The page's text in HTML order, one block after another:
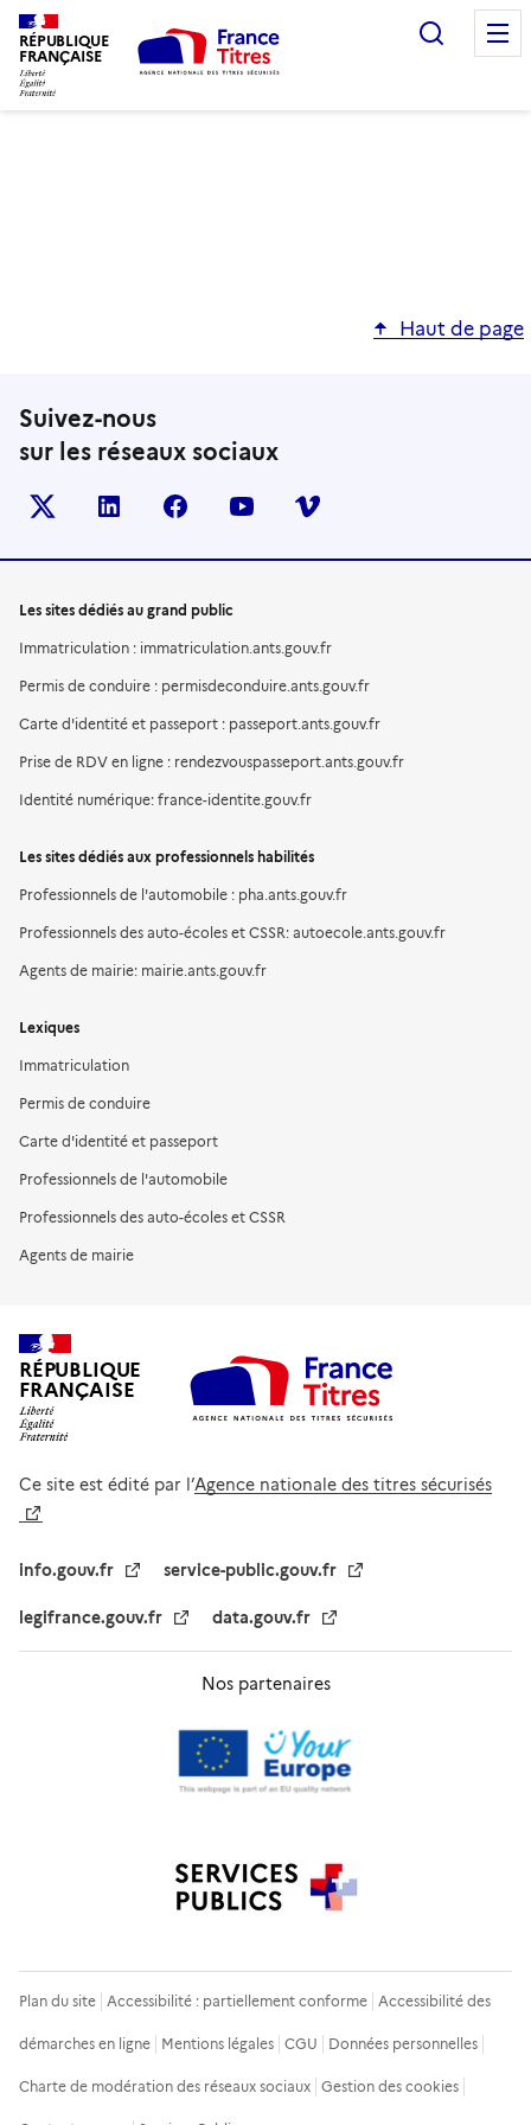
RÉPUBLIQUE
FRANÇAISE
Haut de page
Suivez-nous
sur les réseaux sociaux
X (anciennement TWITTER)
LINKEDINFACEBOOKYOUTUBEVIMEO
Les sites dédiés au grand public
Immatriculation : immatriculation.ants.gouv.fr
Permis de conduire : permisdeconduire.ants.gouv.fr
Carte d'identité et passeport : passeport.ants.gouv.fr
Prise de RDV en ligne : rendezvouspasseport.ants.gouv.fr
Identité numérique: france-identite.gouv.fr
Les sites dédiés aux professionnels habilités
Professionnels de l'automobile : pha.ants.gouv.fr
Professionnels des auto-écoles et CSSR: autoecole.ants.gouv.fr
Agents de mairie: mairie.ants.gouv.fr
Lexiques
Immatriculation
Permis de conduire
Carte d'identité et passeport
Professionnels de l'automobile
Professionnels des auto-écoles et CSSR
Agents de mairie
RÉPUBLIQUE
FRANÇAISE
Ce site est édité par l’Agence nationale des titres sécurisés
info.gouv.fr service-public.gouv.fr
legifrance.gouv.fr data.gouv.fr
Nos partenaires
Plan du site Accessibilité : partiellement conforme Accessibilité des
démarches en ligne Mentions légales CGU Données personnelles
Charte de modération des réseaux sociaux Gestion des cookies